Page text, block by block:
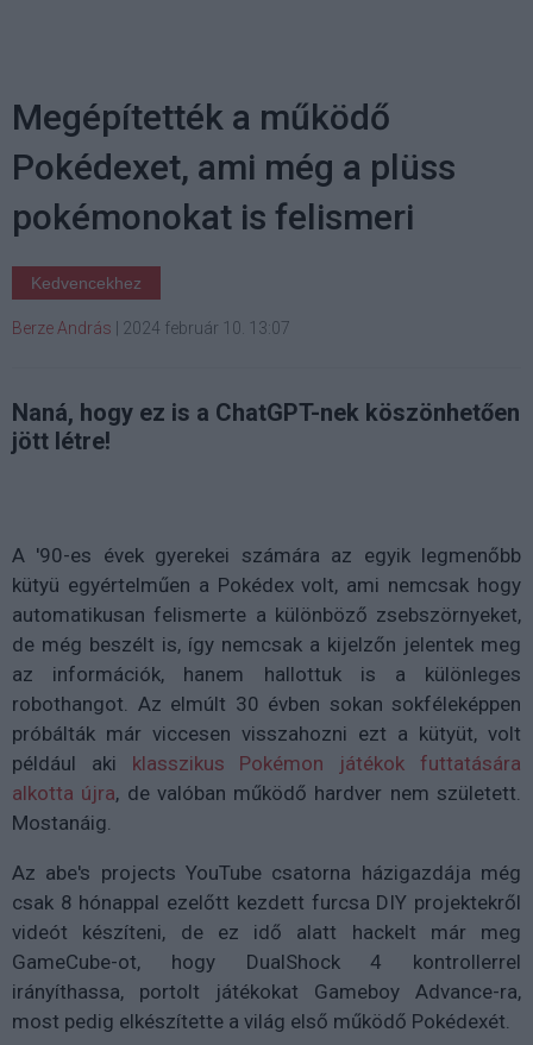
Megépítették a működő
Pokédexet, ami még a plüss
pokémonokat is felismeri
Kedvencekhez
Berze András 2024 február 10. 13:07
Naná, hogy ez is a ChatGPT-nek köszönhetően
jött létre!
A '90-es évek gyerekei számára az egyik legmenőbb
kütyü egyértelműen a Pokédex volt, ami nemcsak hogy
automatikusan felismerte a különböző zsebszörnyeket,
de még beszélt is, így nemcsak a kijelzőn jelentek meg
az információk, hanem hallottuk is a különleges
robothangot. Az elmúlt 30 évben sokan sokféleképpen
próbálták már viccesen visszahozni ezt a kütyüt, volt
például aki klasszikus Pokémon játékok futtatására
alkotta újra, de valóban működő hardver nem született.
Mostanáig.
Az abe's projects YouTube csatorna házigazdája még
csak 8 hónappal ezelőtt kezdett furcsa DIY projektekről
videót készíteni, de ez idő alatt hackelt már meg
GameCube-ot, hogy DualShock 4 kontrollerrel
irányíthassa, portolt játékokat Gameboy Advance-ra,
most pedig elkészítette a világ első működő Pokédexét.